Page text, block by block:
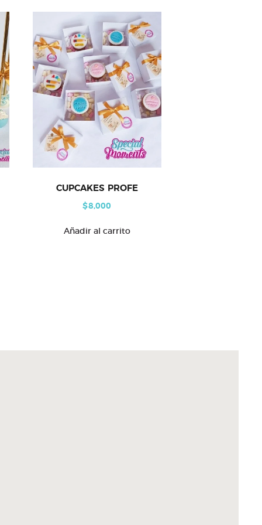
CUPCAKES PROFE
$8,000
Añadir al carrito